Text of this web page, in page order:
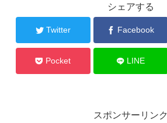
シェアする
Twitter Facebook
Pocket LINE
スポンサーリンク